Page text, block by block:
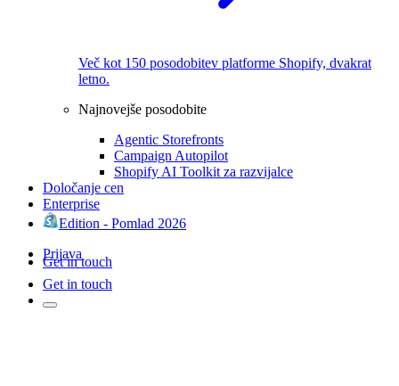
Več kot 150 posodobitev platforme Shopify, dvakrat
letno.
Najnovejše posodobite
Agentic Storefronts
Campaign Autopilot
Shopify AI Toolkit za razvijalce
Določanje cen
Enterprise
Edition - Pomlad 2026
Prijava
Get in touch
Get in touch